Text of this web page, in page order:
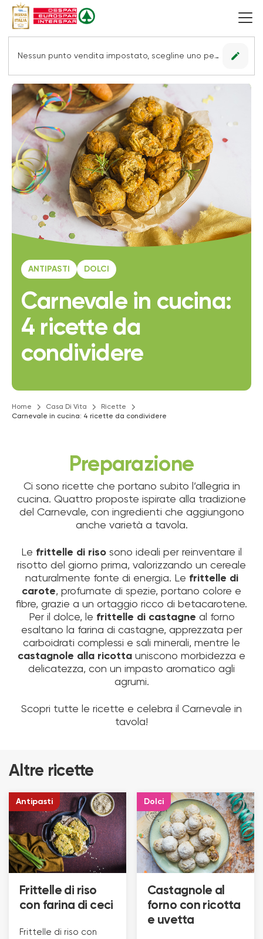
Nessun punto vendita impostato, scegline uno per vedere le offerte. edit
ANTIPASTI DOLCI
Carnevale in cucina:
4 ricette da
condividere
Home Casa Di Vita
Ricette
Carnevale in cucina: 4 ricette da condividere
Preparazione
Ci sono ricette che portano subito l’allegria in
cucina. Quattro proposte ispirate alla tradizione
del Carnevale, con ingredienti che aggiungono
anche varietà a tavola.
Le frittelle di riso sono ideali per reinventare il
risotto del giorno prima, valorizzando un cereale
naturalmente fonte di energia. Le frittelle di
carote, profumate di spezie, portano colore e
fibre, grazie a un ortaggio ricco di betacarotene.
Per il dolce, le frittelle di castagne al forno
esaltano la farina di castagne, apprezzata per
carboidrati complessi e sali minerali, mentre le
castagnole alla ricotta uniscono morbidezza e
delicatezza, con un impasto aromatico agli
agrumi.
Scopri tutte le ricette e celebra il Carnevale in
tavola!
Altre ricette
Antipasti
Frittelle di riso
con farina di ceci
Frittelle di riso con
Dolci
Castagnole al
forno con ricotta
e uvetta